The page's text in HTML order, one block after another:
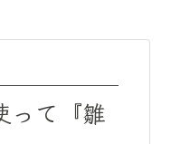
って『雛